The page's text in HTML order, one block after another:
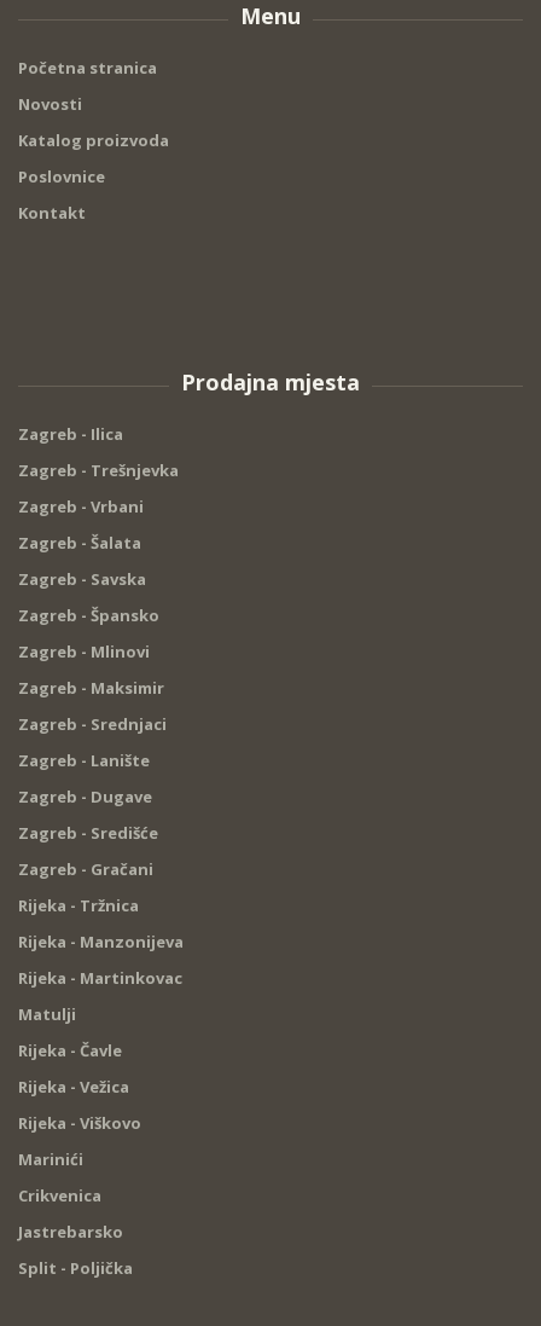
Menu
Početna stranica
Novosti
Katalog proizvoda
Poslovnice
Kontakt
Prodajna mjesta
Zagreb - Ilica
Zagreb - Trešnjevka
Zagreb - Vrbani
Zagreb - Šalata
Zagreb - Savska
Zagreb - Špansko
Zagreb - Mlinovi
Zagreb - Maksimir
Zagreb - Srednjaci
Zagreb - Lanište
Zagreb - Dugave
Zagreb - Središće
Zagreb - Gračani
Rijeka - Tržnica
Rijeka - Manzonijeva
Rijeka - Martinkovac
Matulji
Rijeka - Čavle
Rijeka - Vežica
Rijeka - Viškovo
Marinići
Crikvenica
Jastrebarsko
Split - Poljička